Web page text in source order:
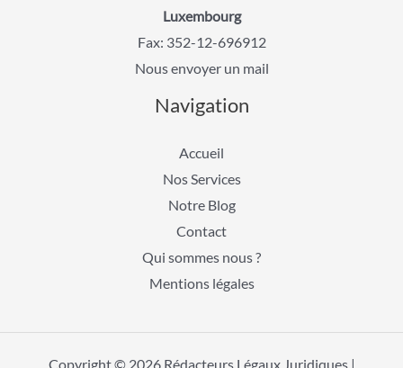
Luxembourg
Fax: 352-12-696912
Nous envoyer un mail
Navigation
Accueil
Nos Services
Notre Blog
Contact
Qui sommes nous ?
Mentions légales
Copyright © 2026 Rédacteurs Légaux Juridiques |